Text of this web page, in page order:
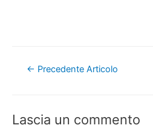
Navigazione
← Precedente Articolo
Lascia un commento